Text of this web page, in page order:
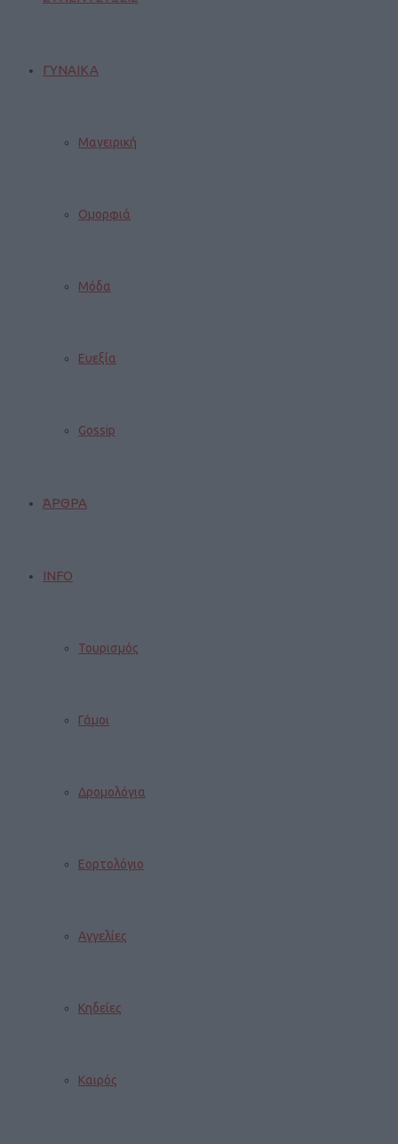
ΓΥΝΑΙΚΑ
Μαγειρική
Ομορφιά
Μόδα
Ευεξία
Gossip
ΆΡΘΡΑ
INFO
Τουρισμός
Γάμοι
Δρομολόγια
Εορτολόγιο
Αγγελίες
Κηδείες
Καιρός